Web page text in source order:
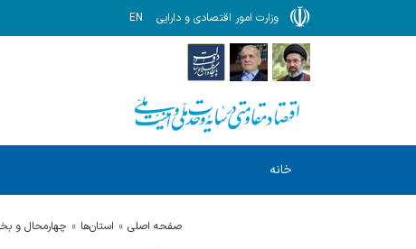
وزارت امور اقتصادی و دارایی EN
خانه
صفحه اصلی استان‌ها چهارمحال و